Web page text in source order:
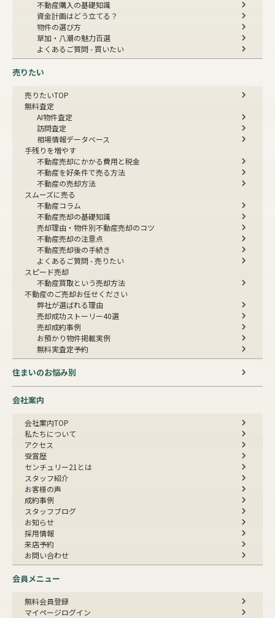
購入お役立ち情報
住まい探しのトータルプランニング
不動産購入の基礎知識
資金計画はどう立てる？
物件の選び方
草加・八潮の魅力百選
よくあるご質問 - 買いたい
売りたい
売りたいTOP
無料査定
AI物件査定
訪問査定
相場情報データベース
手残りを増やす
不動産売却にかかる費用と税金
不動産を好条件で売る方法
不動産の売却方法
スムーズに売る
不動産コラム
不動産売却の基礎知識
売却理由・物件別不動産売却のコツ
不動産売却の注意点
不動産売却後の手続き
よくあるご質問 - 売りたい
スピード売却
不動産買取という売却方法
不動産のご売却お任せください
弊社が選ばれる理由
売却成功ストーリー40選
売却成約事例
お預かり物件掲載実例
無料実査定予約
住まいのお悩み別
会社案内
会社案内TOP
私たちについて
アクセス
受賞歴
センチュリー21とは
スタッフ紹介
お客様の声
成約事例
スタッフブログ
お知らせ
採用情報
来店予約
お問い合わせ
会員メニュー